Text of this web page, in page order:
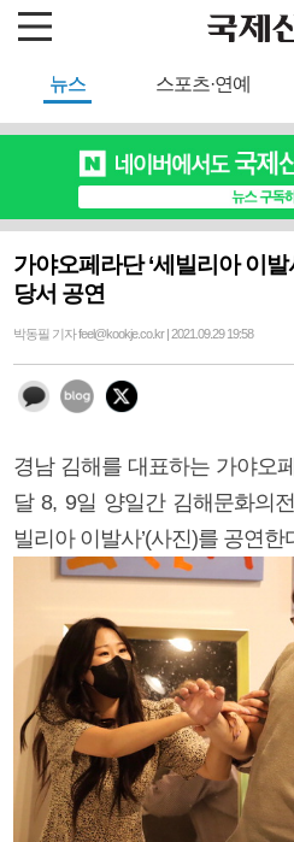
뉴스 스포츠·연예
가야오페라단 ‘세빌리아 이
당서 공연
박동필 기자 feel@kookje.co.kr | 2021.09.29 19:58
경남 김해를 대표하는 가야오
달 8, 9일 양일간 김해문화의
빌리아 이발사’(사진)를 공연